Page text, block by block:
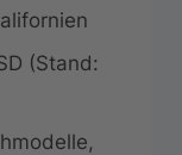
(Stand: